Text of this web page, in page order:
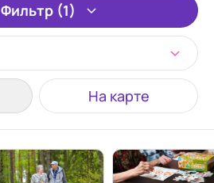
Фильтр (1)
На карте